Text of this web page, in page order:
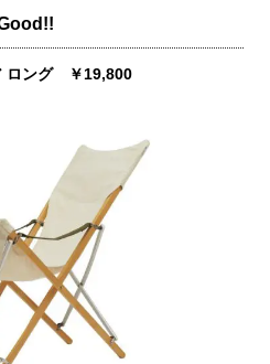
ロング ￥19,800